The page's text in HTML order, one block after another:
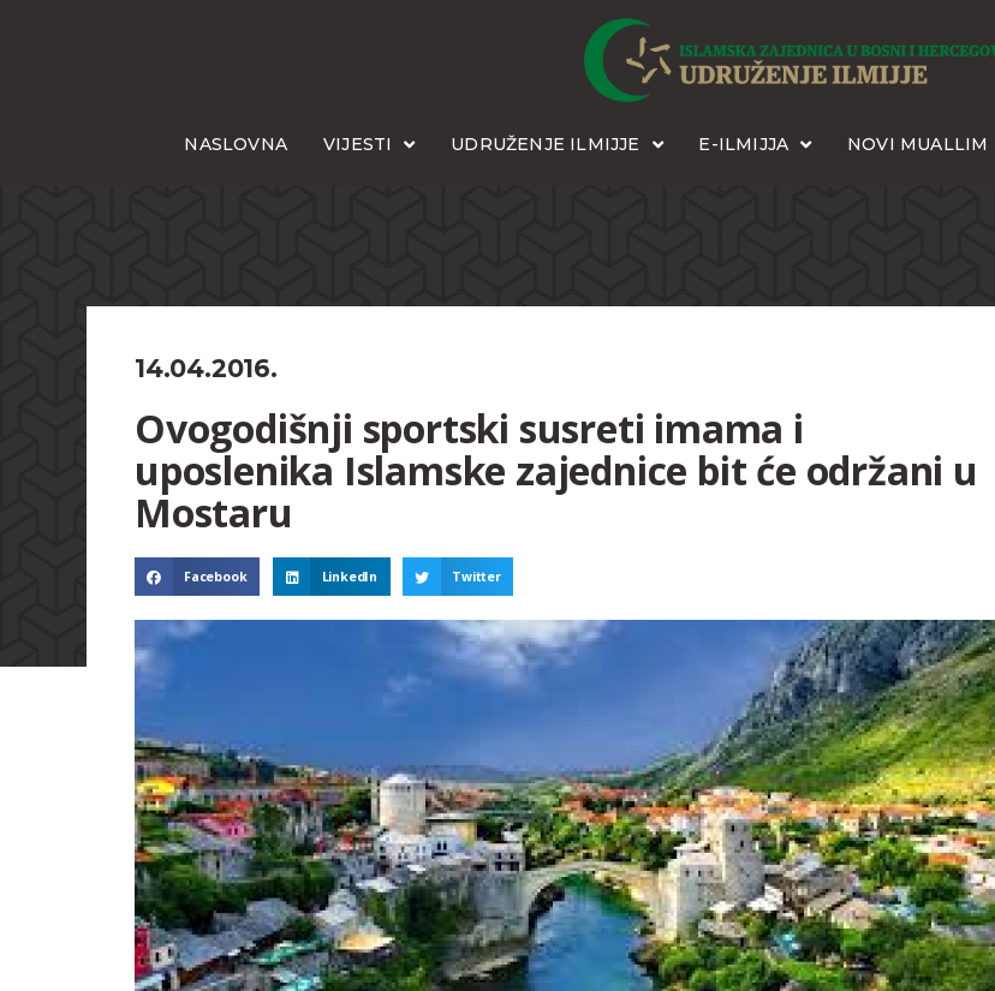
NASLOVNA VIJESTI UDRUŽENJE ILMIJJE E-ILMIJJA NOVI MUALLIM
14.04.2016.
Ovogodišnji sportski susreti imama i
uposlenika Islamske zajednice bit će održani u
Mostaru
Facebook LinkedIn Twitter